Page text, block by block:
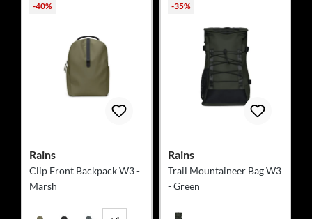
-40%
Rains
Clip Front Backpack W3 -
Marsh
-35%
Rains
Trail Mountaineer Bag W3
- Green